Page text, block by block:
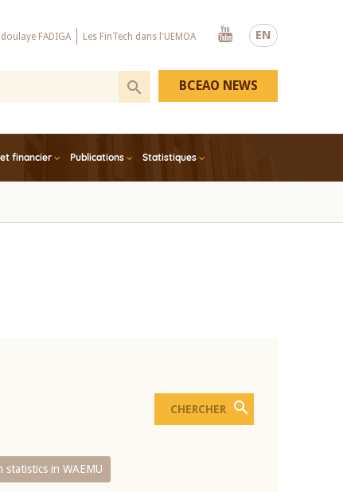
EN
FADIGA Les FinTech dans l'UEMOA
Youtube
financier Publications Statistiques
BCEAO NEWS
statistics in WAEMU